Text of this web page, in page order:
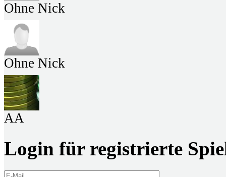
Ohne Nick
Ohne Nick
AA
Login für registrierte